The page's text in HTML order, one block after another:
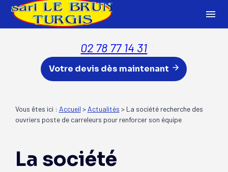
menu
02 78 77 14 31
Votre devis dès maintenant
Vous êtes ici : Accueil > Actualités > La société recherche des
ouvriers poste de carreleurs pour renforcer son équipe
La société
Panneau de gestion des cookies